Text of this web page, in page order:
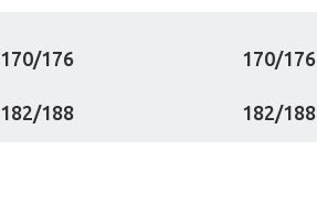
170/176 170/176
182/188 182/188